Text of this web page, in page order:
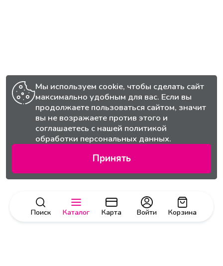
Поиск Каталог Карта Корзина
Войти
Мы используем cookie, чтобы сделать сайт
максимально удобным для вас. Если вы
продолжаете пользоваться сайтом, значит
вы не возражаете против этого и
соглашаетесь с нашей политикой
обработки персональных данных.
Принять